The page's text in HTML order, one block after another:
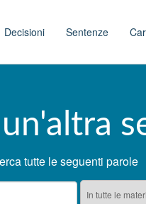
Decisioni Sentenze
tutte le seguenti parole